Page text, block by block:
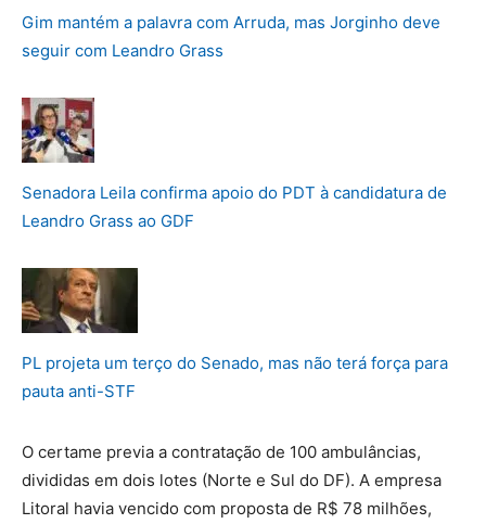
Gim mantém a palavra com Arruda, mas Jorginho deve
seguir com Leandro Grass
Senadora Leila confirma apoio do PDT à candidatura de
Leandro Grass ao GDF
PL projeta um terço do Senado, mas não terá força para
pauta anti-STF
O certame previa a contratação de 100 ambulâncias,
divididas em dois lotes (Norte e Sul do DF). A empresa
Litoral havia vencido com proposta de R$ 78 milhões,